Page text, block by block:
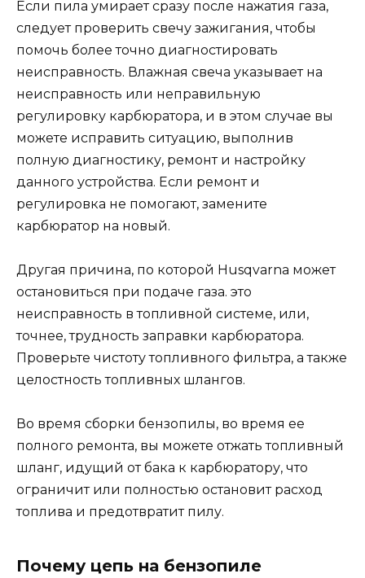
Если пила умирает сразу после нажатия газа,
следует проверить свечу зажигания, чтобы
помочь более точно диагностировать
неисправность. Влажная свеча указывает на
неисправность или неправильную
регулировку карбюратора, и в этом случае вы
можете исправить ситуацию, выполнив
полную диагностику, ремонт и настройку
данного устройства. Если ремонт и
регулировка не помогают, замените
карбюратор на новый.
Другая причина, по которой Husqvarna может
остановиться при подаче газа. это
неисправность в топливной системе, или,
точнее, трудность заправки карбюратора.
Проверьте чистоту топливного фильтра, а также
целостность топливных шлангов.
Во время сборки бензопилы, во время ее
полного ремонта, вы можете отжать топливный
шланг, идущий от бака к карбюратору, что
ограничит или полностью остановит расход
топлива и предотвратит пилу.
Почему цепь на бензопиле